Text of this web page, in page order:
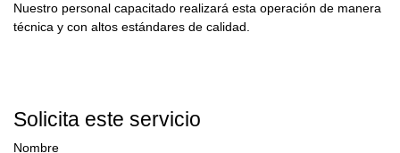
Nuestro personal capacitado realizará esta operación de manera
técnica y con altos estándares de calidad.
Solicita este servicio
Nombre